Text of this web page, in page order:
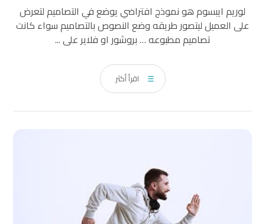
لوريم ايبسوم هو نموذج افتراضي يوضع في التصاميم لتعرض
على العميل ليتصور طريقه وضع النصوص بالتصاميم سواء كانت
تصاميم مطبوعه … بروشور او فلاير على ...
اقرأ أكثر